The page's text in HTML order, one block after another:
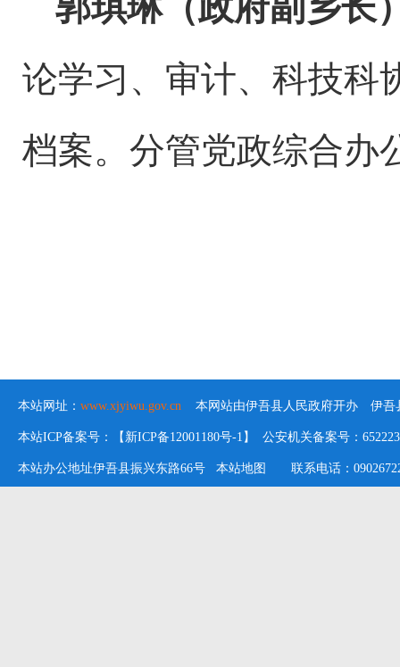
论学习、审计、科技科
档案。分管党政综合办
本站网址： www.xjyiwu.gov.cn 本网站由伊吾县人民政府开办 伊吾
本站ICP备案号：【新ICP备12001180号-1】 公安机关备案号：
本站办公地址伊吾县振兴东路66号 本站地图 联系电话：